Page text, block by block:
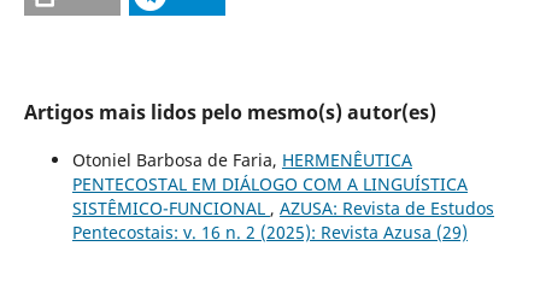
Artigos mais lidos pelo mesmo(s) autor(es)
Otoniel Barbosa de Faria, HERMENÊUTICA
PENTECOSTAL EM DIÁLOGO COM A LINGUÍSTICA
SISTÊMICO-FUNCIONAL , AZUSA: Revista de Estudos
Pentecostais: v. 16 n. 2 (2025): Revista Azusa (29)